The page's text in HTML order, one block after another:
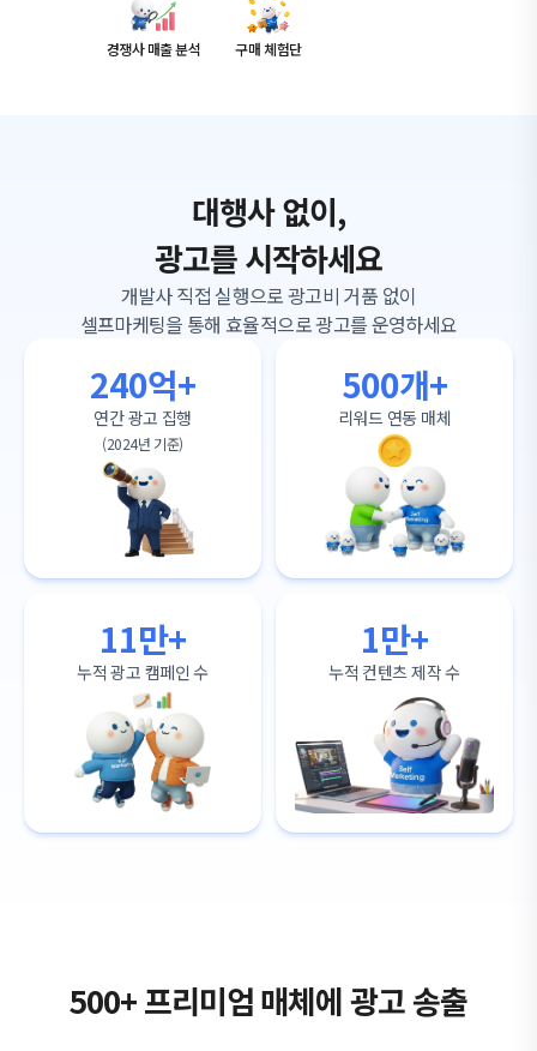
경쟁사 매출 분석 구매 체험단
대행사 없이,
광고를 시작하세요
개발사 직접 실행으로 광고비 거품 없이
셀프마케팅을 통해 효율적으로 광고를 운영하세요
240억+
연간 광고 집행
(2024년 기준)
500개+
리워드 연동 매체
11만+
누적 광고 캠페인 수
1만+
누적 컨텐츠 제작 수
500+ 프리미엄 매체에 광고 송출